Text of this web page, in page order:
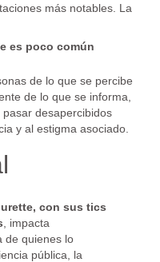
más notables. La
es poco común
de lo que se percibe
de lo que se informa,
desapercibidos
y al estigma asociado.
con sus tics
, impacta
de quienes lo
pública, la